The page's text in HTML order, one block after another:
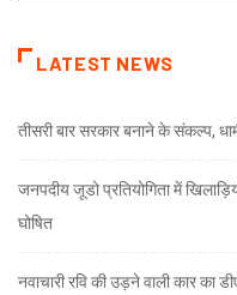
LATEST NEWS
तीसरी बार सरकार बनाने के संकल्प,
जनपदीय जूडो प्रतियोगिता में
घोषित
नवाचारी रवि की उड़ने वाली कार का